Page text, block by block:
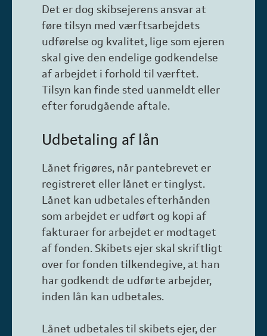
Det er dog skibsejerens ansvar at
føre tilsyn med værftsarbejdets
udførelse og kvalitet, lige som ejeren
skal give den endelige godkendelse
af arbejdet i forhold til værftet.
Tilsyn kan finde sted uanmeldt eller
efter forudgående aftale.
Udbetaling af lån
Lånet frigøres, når pantebrevet er
registreret eller lånet er tinglyst.
Lånet kan udbetales efterhånden
som arbejdet er udført og kopi af
fakturaer for arbejdet er modtaget
af fonden. Skibets ejer skal skriftligt
over for fonden tilkendegive, at han
har godkendt de udførte arbejder,
inden lån kan udbetales.
Lånet udbetales til skibets ejer, der